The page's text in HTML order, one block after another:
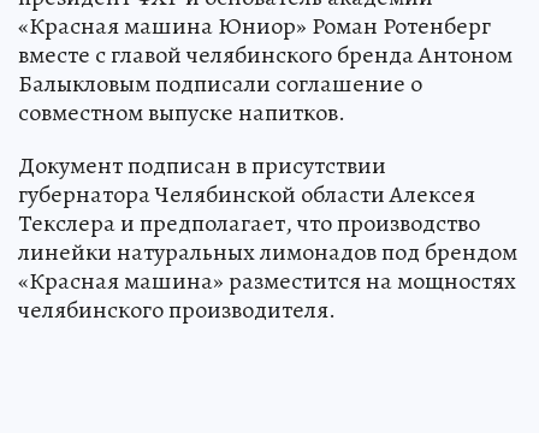
«Красная машина Юниор» Роман Ротенберг
вместе с главой челябинского бренда Антоном
Балыкловым подписали соглашение о
совместном выпуске напитков.
Документ подписан в присутствии
губернатора Челябинской области Алексея
Текслера и предполагает, что производство
линейки натуральных лимонадов под брендом
«Красная машина» разместится на мощностях
челябинского производителя.